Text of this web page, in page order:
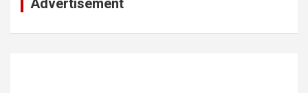
Advertisement